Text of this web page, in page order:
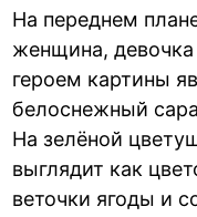
На переднем
женщина,
героем картины
белоснежный
На зелёной
выглядит как
веточки ягоды и